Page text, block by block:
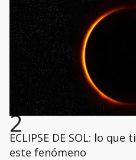
2
ECLIPSE DE SOL: lo
este fenómeno